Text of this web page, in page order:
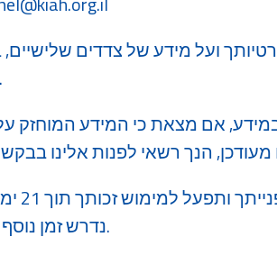
ועל מידע של צדדים
זיהוי הולם (כגון הצגת תעודת זהות).
אם מצאת כי המידע המוחזק
נדרש זמן נוסף בהתאם לנסיבות המפורטות בחוק.